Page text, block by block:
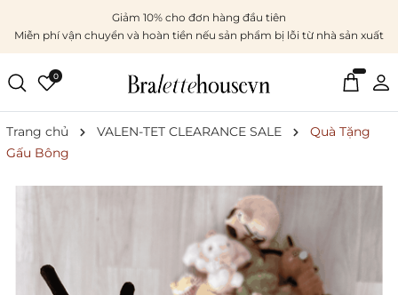
Giảm 10% cho đơn hàng đầu tiên
Miễn phí vận chuyển và hoàn tiền nếu sản phẩm bị lỗi từ nhà sản xuất
0
Trang chủ VALEN-TET CLEARANCE SALE
Quà Tặng
Gấu Bông